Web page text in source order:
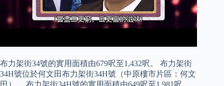
布力架街34號的實用面積由679呎至1,432呎。 布力架街
34H號位於何文田布力架街34H號（中原樓市片區：何文
田）。 布力架街34H號的實用面積由649呎至1,981呎。